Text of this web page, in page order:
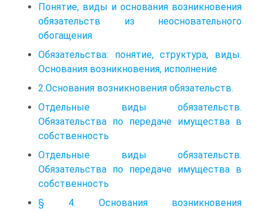
Понятие, виды и основания возникновения
обязательств из неосновательного
обогащения
Обязательства: понятие, структура, виды.
Основания возникновения, исполнение
2.Основания возникновения обязательств.
Отдельные виды обязательств.
Обязательства по передаче имущества в
собственность
Отдельные виды обязательств.
Обязательства по передаче имущества в
собственность
§ 4. Основания возникновения